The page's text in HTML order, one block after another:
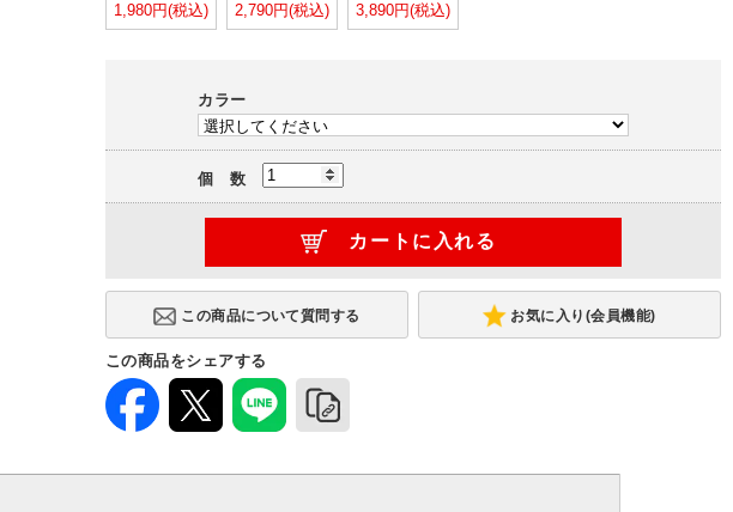
1,980円(税込)
2,790円(税込)
3,890円(税込)
カラー
個 数
お気に入り(会員機能)
この商品をシェアする